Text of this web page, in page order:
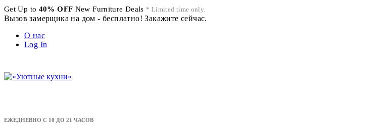
Get Up to 40% OFF New Furniture Deals * Limited time only.
Вызов замерщика на дом - бесплатно! Закажите сейчас.
О нас
Log In
ЕЖЕДНЕВНО С 10 ДО 21 ЧАСОВ